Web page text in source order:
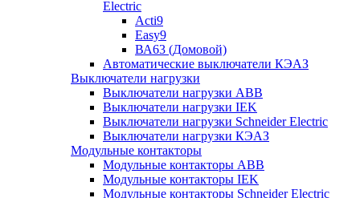
Electric
Acti9
Easy9
ВА63 (Домовой)
Автоматические выключатели КЭАЗ
Выключатели нагрузки
Выключатели нагрузки ABB
Выключатели нагрузки IEK
Выключатели нагрузки Schneider Electric
Выключатели нагрузки КЭАЗ
Модульные контакторы
Модульные контакторы ABB
Модульные контакторы IEK
Модульные контакторы Schneider Electric